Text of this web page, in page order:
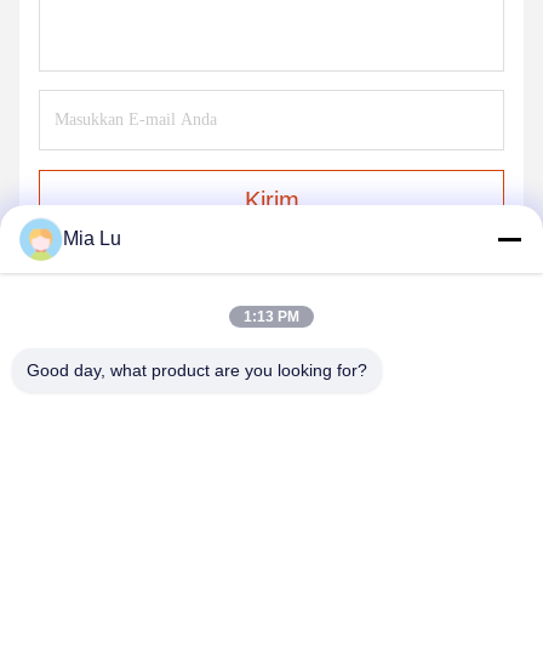
Kirim
Mia Lu
1:13 PM
Good day, what product are you looking for?